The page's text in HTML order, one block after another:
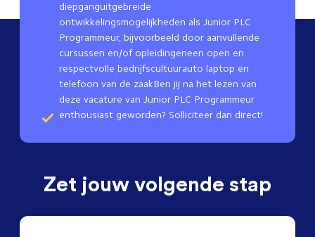
diepganguitgebreide
ontwikkelingsmogelijkheden als Junior PLC
Programmeur, bijvoorbeeld door aanvullende
cursussen en/of opleidingeneen open en
respectvolle bedrijfscultuurauto laptop en
telefoon van de zaakBen jij na het lezen van
deze vacature van Junior PLC Programmeur
enthousiast geworden? Solliciteer dan direct!
Zet jouw volgende stap